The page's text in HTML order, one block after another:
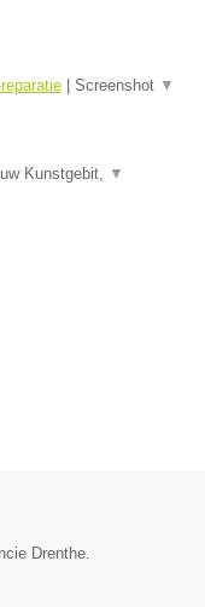
| Screenshot ▼
Kunstgebit, ▼
Drenthe.